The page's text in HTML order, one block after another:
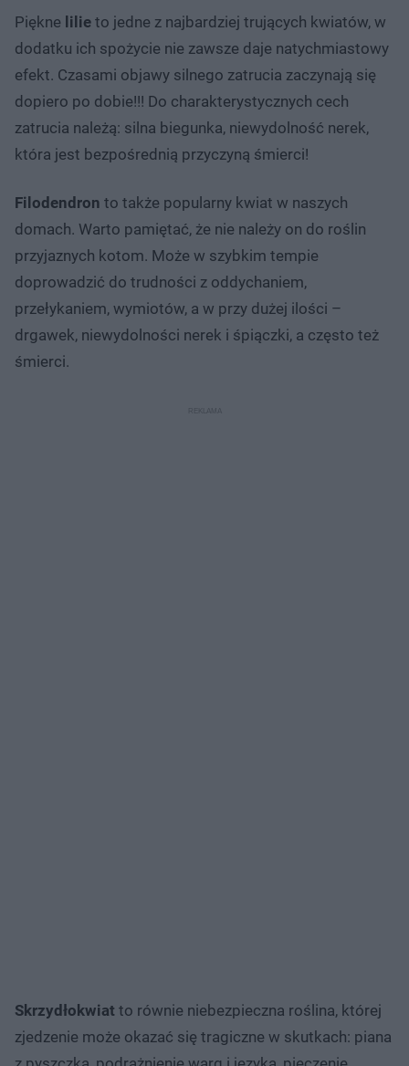
Piękne lilie to jedne z najbardziej trujących kwiatów, w
dodatku ich spożycie nie zawsze daje natychmiastowy
efekt. Czasami objawy silnego zatrucia zaczynają się
dopiero po dobie!!! Do charakterystycznych cech
zatrucia należą: silna biegunka, niewydolność nerek,
która jest bezpośrednią przyczyną śmierci!
Filodendron to także popularny kwiat w naszych
domach. Warto pamiętać, że nie należy on do roślin
przyjaznych kotom. Może w szybkim tempie
doprowadzić do trudności z oddychaniem,
przełykaniem, wymiotów, a w przy dużej ilości –
drgawek, niewydolności nerek i śpiączki, a często też
śmierci.
Skrzydłokwiat to równie niebezpieczna roślina, której
zjedzenie może okazać się tragiczne w skutkach: piana